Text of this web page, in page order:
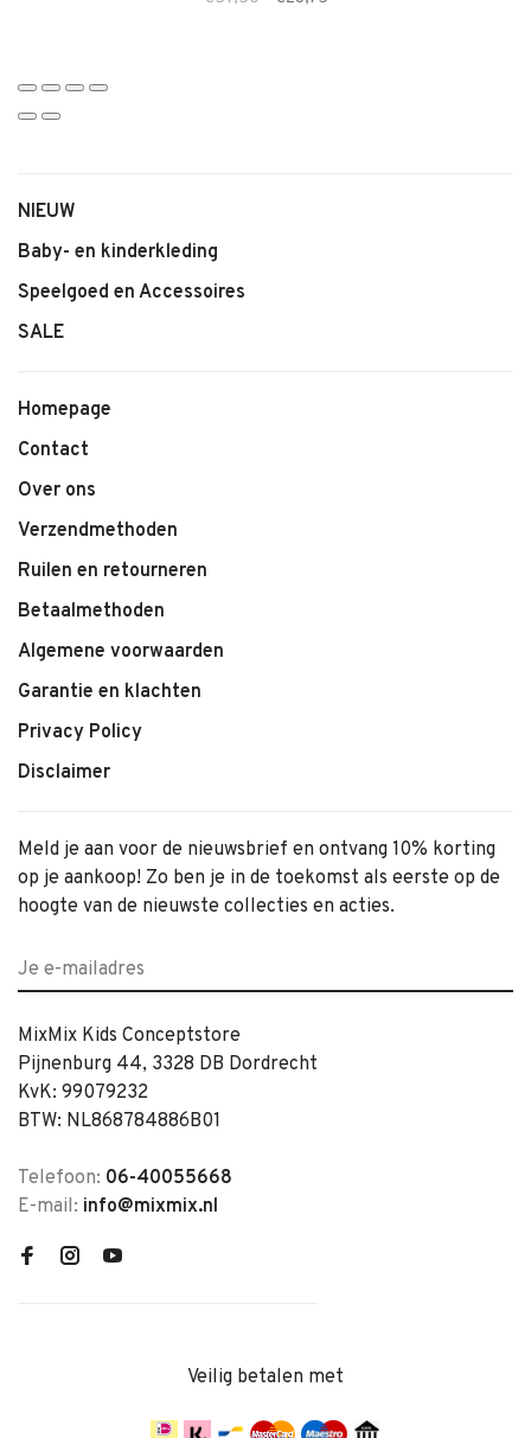
NIEUW
Baby- en kinderkleding
Speelgoed en Accessoires
SALE
Homepage
Contact
Over ons
Verzendmethoden
Ruilen en retourneren
Betaalmethoden
Algemene voorwaarden
Garantie en klachten
Privacy Policy
Disclaimer
Meld je aan voor de nieuwsbrief en ontvang 10% korting
op je aankoop! Zo ben je in de toekomst als eerste op de
hoogte van de nieuwste collecties en acties.
MixMix Kids Conceptstore
Pijnenburg 44, 3328 DB Dordrecht
KvK: 99079232
BTW: NL868784886B01
Telefoon: 06-40055668
E-mail: info@mixmix.nl
Veilig betalen met